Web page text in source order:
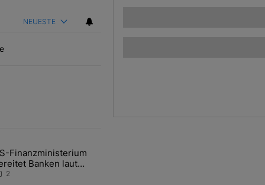
NEUESTE
Artikel der letzten 7 days.
Awareness: Alles über den Retter-Deal" mit 3 kommentare.
mit dem Titel "US-Finanzministerium bereitet Banken laut
Finanzministerium
Banken laut
auf eventuelle
2